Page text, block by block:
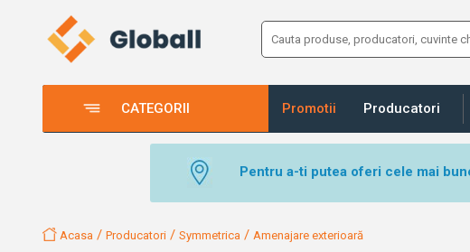
CATEGORII Promotii Producatori
Pentru a-ti putea oferi cele mai
Acasa /Producatori /Symmetrica /Amenajare exterioară